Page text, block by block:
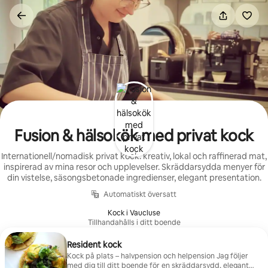
Hoppa
innehåll
Fusion & hälsokök med privat kock
Internationell/nomadisk privat kock: kreativ, lokal och raffinerad mat,
inspirerad av mina resor och upplevelser. Skräddarsydda menyer för
din vistelse, säsongsbetonade ingredienser, elegant presentation.
Automatiskt översatt
Kock i Vaucluse
Tillhandahålls i ditt boende
Resident kock
Kock på plats – halvpension och helpension Jag följer
med dig till ditt boende för en skräddarsydd, elegant